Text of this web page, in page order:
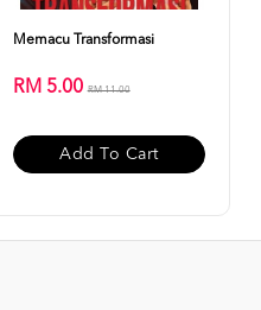
Memacu Transformasi
RM 5.00RM 11.00
Add To Cart